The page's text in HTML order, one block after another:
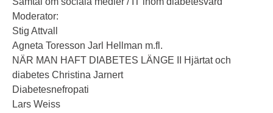
Moderator:
Stig Attvall
Agneta Toresson Jarl Hellman m.fl.
NÄR MAN HAFT DIABETES LÄNGE II Hjärtat och
diabetes Christina Jarnert
Diabetesnefropati
Lars Weiss